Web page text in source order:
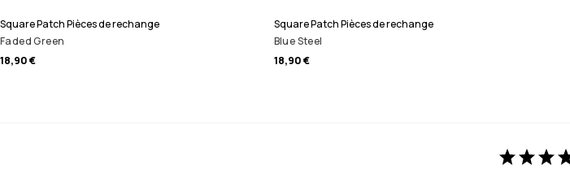
Square Patch Pièces de rechange
Faded Green
18,90 €
Square Patch Pièces de rechange
Blue Steel
18,90 €